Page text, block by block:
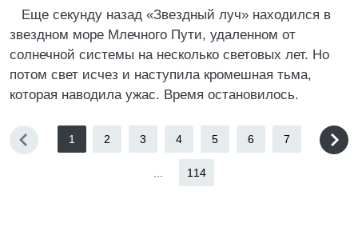
Еще секунду назад «Звездный луч» находился в
звездном море Млечного Пути, удаленном от
солнечной системы на несколько световых лет. Но
потом свет исчез и наступила кромешная тьма,
которая наводила ужас. Время остановилось.
1 2 3 4 5 6 7
114